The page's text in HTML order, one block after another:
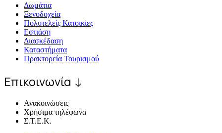
Δωμάτια
Ξενοδοχεία
Πολυτελείς Κατοικίες
Εστιάση
Διασκέδαση
Καταστήματα
Πρακτορεία Τουρισμού
Επικοινωνία ↓
Ανακοινώσεις
Χρήσιμα τηλέφωνα
Σ.Τ.Ε.Κ.